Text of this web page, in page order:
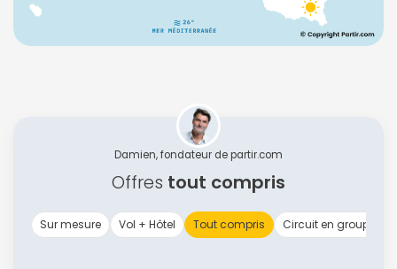
Damien, fondateur de partir.com
Offres tout compris
Sur mesure Vol + Hôtel Tout compris Circuit en groupe